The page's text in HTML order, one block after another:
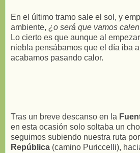
En el último tramo sale el sol, y
ambiente, ¿o será que vamos
Lo cierto es que aunque al
niebla pensábamos que el día iba
acabamos pasando calor.
Tras un breve descanso en la
en esta ocasión solo soltaba un
seguimos subiendo nuestra ruta
República (camino Puriccelli),